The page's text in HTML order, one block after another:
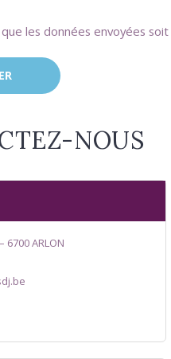
les données envoyées
NOUS
6700 ARLON